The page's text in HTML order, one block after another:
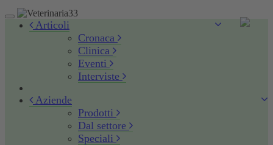
Toggle
navigationArticoli
Cronaca
Clinica
Eventi
Interviste
Aziende
Prodotti
Dal settore
Speciali